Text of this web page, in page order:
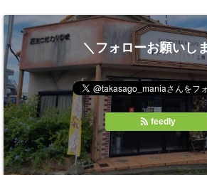
＼フォローお願いし
feedly